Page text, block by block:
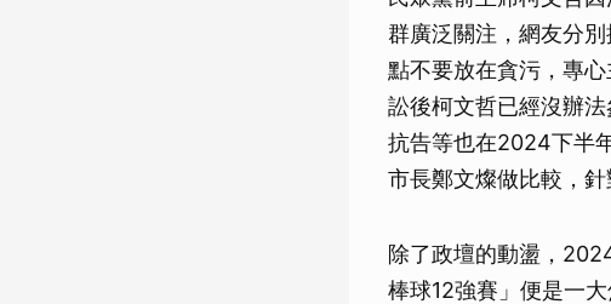
群廣泛關注，網友分
點不要放在貪污，專
訟後柯文哲已經沒辦
抗告等也在2024下半
市長鄭文燦做比較，
除了政壇的動盪，
棒球12強賽」便是一